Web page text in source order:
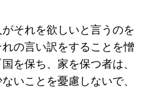
がそれを欲しいと言うのを
の言い訳をすることを憎
を保ち、家を保つ者は、
いことを憂慮しないで、